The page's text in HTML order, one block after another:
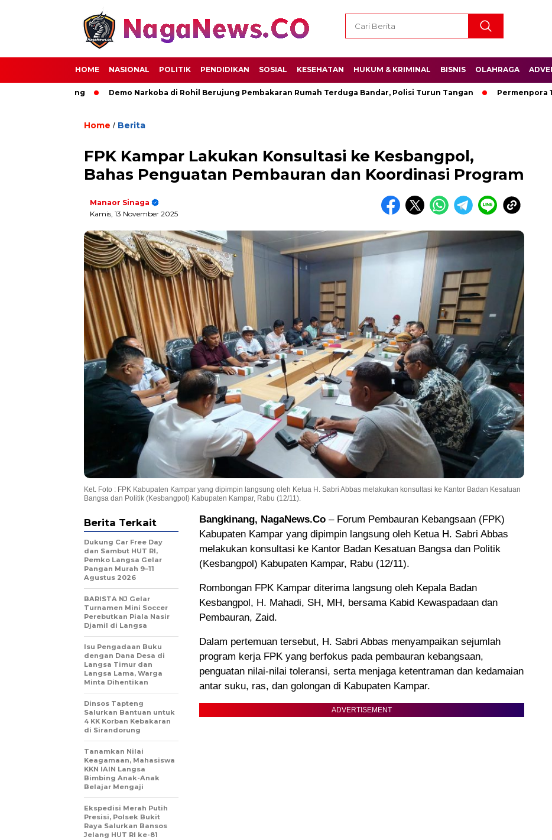
HOME NASIONAL POLITIK PENDIDIKAN SOSIAL KESEHATAN HUKUM & KRIMINAL BISNIS OLAHRAGA
Demo Narkoba di Rohil Berujung Pembakaran Rumah Terduga Bandar, Polisi Turun Tangan Permenpora 14
Home / Berita
FPK Kampar Lakukan Konsultasi ke Kesbangpol,
Bahas Penguatan Pembauran dan Koordinasi Program
Manaor Sinaga
Kamis, 13 November 2025
Ket. Foto : FPK Kabupaten Kampar yang dipimpin langsung oleh Ketua H. Sabri Abbas melakukan konsultasi ke Kantor Badan Kesatuan
Bangsa dan Politik (Kesbangpol) Kabupaten Kampar, Rabu (12/11).
Bangkinang, NagaNews.Co – Forum Pembauran Kebangsaan (FPK)
Kabupaten Kampar yang dipimpin langsung oleh Ketua H. Sabri Abbas
melakukan konsultasi ke Kantor Badan Kesatuan Bangsa dan Politik
(Kesbangpol) Kabupaten Kampar, Rabu (12/11).
Rombongan FPK Kampar diterima langsung oleh Kepala Badan
Kesbangpol, H. Mahadi, SH, MH, bersama Kabid Kewaspadaan dan
Pembauran, Zaid.
Dalam pertemuan tersebut, H. Sabri Abbas menyampaikan sejumlah
program kerja FPK yang berfokus pada pembauran kebangsaan,
penguatan nilai-nilai toleransi, serta menjaga ketentraman dan kedamaian
antar suku, ras, dan golongan di Kabupaten Kampar.
ADVERTISEMENT
Berita Terkait
Dukung Car Free Day
dan Sambut HUT RI,
Pemko Langsa Gelar
Pangan Murah 9–11
Agustus 2026
BARISTA NJ Gelar
Turnamen Mini Soccer
Perebutkan Piala Nasir
Djamil di Langsa
Isu Pengadaan Buku
dengan Dana Desa di
Langsa Timur dan
Langsa Lama, Warga
Minta Dihentikan
Dinsos Tapteng
Salurkan Bantuan untuk
4 KK Korban Kebakaran
di Sirandorung
Tanamkan Nilai
Keagamaan, Mahasiswa
KKN IAIN Langsa
Bimbing Anak-Anak
Belajar Mengaji
Ekspedisi Merah Putih
Presisi, Polsek Bukit
Raya Salurkan Bansos
Jelang HUT RI ke-81